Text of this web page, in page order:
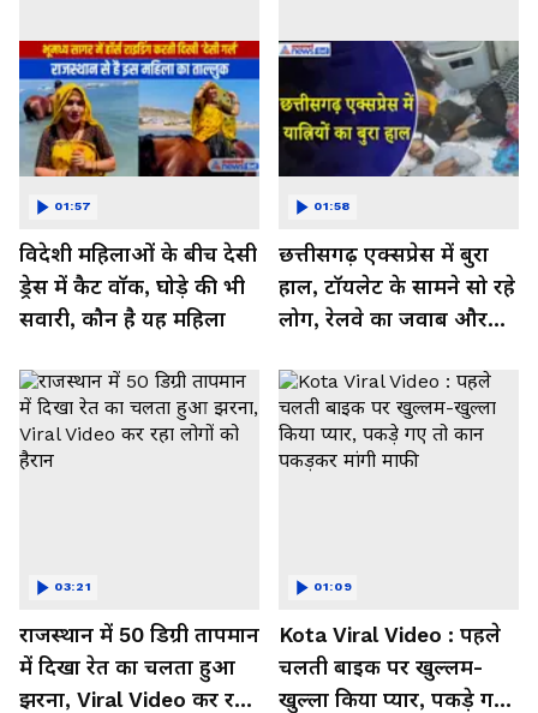
विदेशी महिलाओं के बीच देसी
ड्रेस में कैट वॉक, घोड़े की भी
सवारी, कौन है यह महिला
01:57
छत्तीसगढ़ एक्सप्रेस में बुरा
हाल, टॉयलेट के सामने सो रहे
लोग, रेलवे का जवाब और
Video
01:58
राजस्थान में 50 डिग्री तापमान
में दिखा रेत का चलता हुआ
झरना, Viral Video कर रहा
03:21
Kota Viral Video : पहले
चलती बाइक पर खुल्लम-
खुल्ला किया प्यार, पकड़े गए
01:09